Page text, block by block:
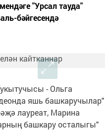
"Урсал тауда"
бәйгесендә
- Ольга
яшь башкаручылар"
лауреат, Марина
башкару осталыгы"